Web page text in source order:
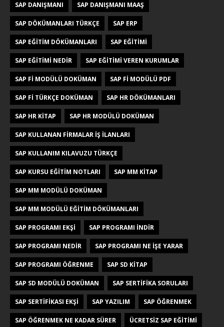
SAP DANIŞMANI SAP DANIŞMANI MAAŞ
SAP DÖKÜMANLARI TÜRKÇE SAP ERP
SAP EĞITIM DÖKÜMANLARI SAP EĞITIMI
SAP EĞITIMI NEDIR SAP EĞITIMI VEREN KURUMLAR
SAP FI MODÜLÜ DOKÜMAN SAP FI MODÜLÜ PDF
SAP FI TÜRKÇE DOKÜMAN SAP HR DÖKÜMANLARI
SAP HR KITAP SAP HR MODÜLÜ DOKÜMAN
SAP KULLANAN FIRMALAR IŞ ILANLARI
SAP KULLANIM KILAVUZU TÜRKÇE
SAP KURSU EĞITIM NOTLARI SAP MM KITAP
SAP MM MODÜLÜ DOKÜMAN
SAP MM MODÜLÜ EĞITIM DÖKÜMANLARI
SAP PROGRAMI EKŞI SAP PROGRAMI INDIR
SAP PROGRAMI NEDIR SAP PROGRAMI NE IŞE YARAR
SAP PROGRAMI ÖĞRENME SAP SD KITAP
SAP SD MODÜLÜ DOKÜMAN SAP SERTIFIKA SORULARI
SAP SERTIFIKASI EKŞI SAP YAZILIM SAP ÖĞRENMEK
SAP ÖĞRENMEK NE KADAR SÜRER ÜCRETSIZ SAP EĞITIMI